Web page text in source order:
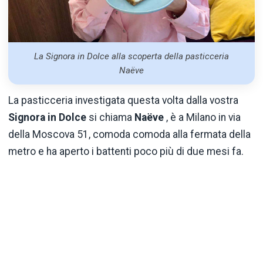
La Signora in Dolce alla scoperta della pasticceria
Naëve
La pasticceria investigata questa volta dalla vostra
Signora in Dolce si chiama Naëve , è a Milano in via
della Moscova 51, comoda comoda alla fermata della
metro e ha aperto i battenti poco più di due mesi fa.